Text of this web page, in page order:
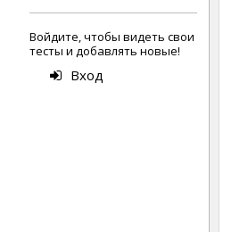
Войдите, чтобы видеть свои
тесты и добавлять новые!
Вход